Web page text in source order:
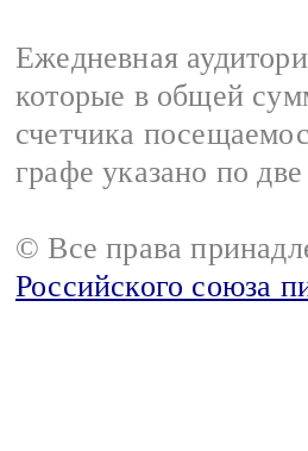
Ежедневная
которые в общей
счетчика
графе указано по
© Все права
Российского союза